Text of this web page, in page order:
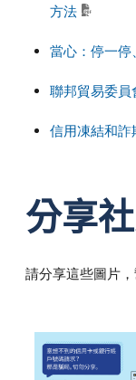
方法
當心：停一停
聯邦貿易委員
信用凍結和
分享
請分享這些圖片